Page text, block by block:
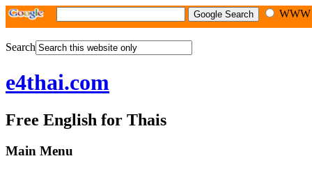
WWW
Search
e4thai.com
Free English for Thais
Main Menu